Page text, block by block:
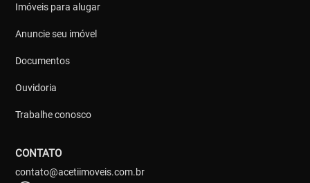
Imóveis para alugar
Anuncie seu imóvel
Documentos
Ouvidoria
Trabalhe conosco
CONTATO
contato@acetiimoveis.com.br